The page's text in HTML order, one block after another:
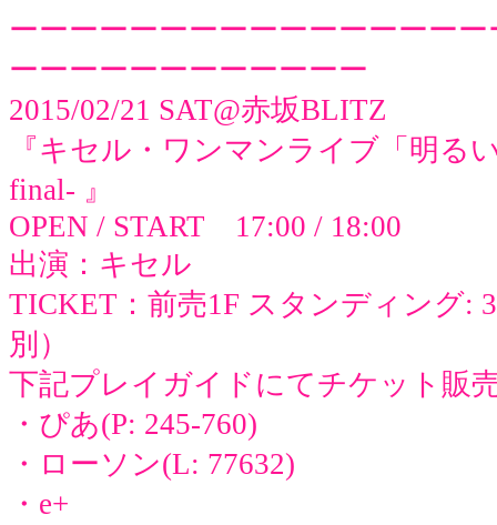
ーーーーーーーーーーーーーーー
ーーーーーーーーーーーー
2015/02/21 SAT@赤坂BLITZ
『キセル・ワンマンライブ「明る
final- 』
OPEN / START 17:00 / 18:00
出演：キセル
TICKET：前売1F スタンディング:
別）
下記プレイガイドにてチケット販
・ぴあ(P: 245-760)
・ローソン(L: 77632)
・e+